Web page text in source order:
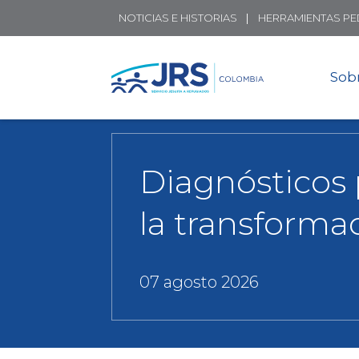
NOTICIAS E HISTORIAS HERRAMIENTAS
la
07 agosto 2026